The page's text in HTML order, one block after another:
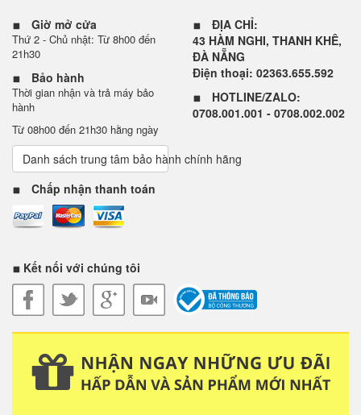
Giờ mở cửa
Thứ 2 - Chủ nhật: Từ 8h00 đến
21h30
Bảo hành
Thời gian nhận và trả máy bảo
hành
Từ 08h00 đến 21h30 hằng ngày
Danh sách trung tâm bảo hành chính hãng
Chấp nhận thanh toán
ĐỊA CHỈ:
43 HÀM NGHI, THANH KHÊ,
ĐÀ NẴNG
Điện thoại: 02363.655.592
HOTLINE/ZALO:
0708.001.001 - 0708.002.002
Kết nối với chúng tôi